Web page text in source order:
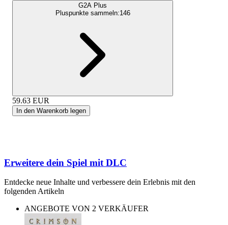
G2A Plus
Pluspunkte sammeln:146
59.63 EUR
In den Warenkorb legen
Erweitere dein Spiel mit DLC
Entdecke neue Inhalte und verbessere dein Erlebnis mit den
folgenden Artikeln
ANGEBOTE VON 2 VERKÄUFER